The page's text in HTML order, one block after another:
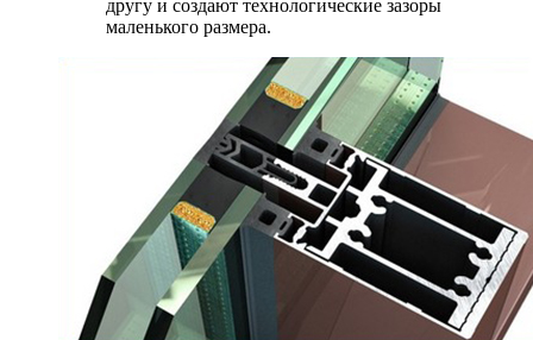
другу и создают технологические зазоры
маленького размера.